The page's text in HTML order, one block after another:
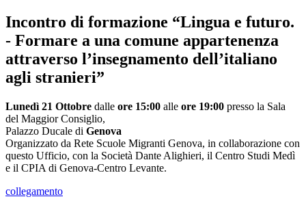
Incontro di formazione “Lingua e futuro.
- Formare a una comune appartenenza
attraverso l’insegnamento dell’italiano
agli stranieri”
Lunedì 21 Ottobre dalle ore 15:00 alle ore 19:00 presso la Sala
del Maggior Consiglio,
Palazzo Ducale di Genova
Organizzato da Rete Scuole Migranti Genova, in collaborazione con
questo Ufficio, con la Società Dante Alighieri, il Centro Studi Medì
e il CPIA di Genova-Centro Levante.
collegamento